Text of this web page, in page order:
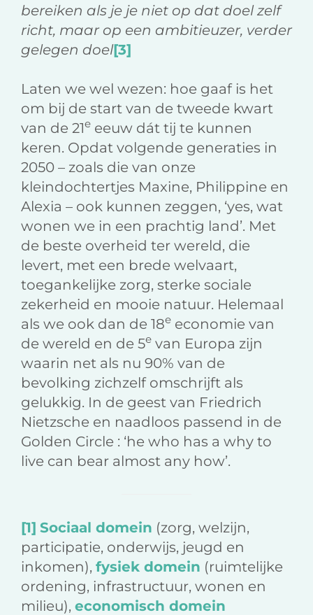
bereiken als je je niet op dat doel zelf
richt, maar op een ambitieuzer, verder
gelegen doel[3]
Laten we wel wezen: hoe gaaf is het
om bij de start van de tweede kwart
van de 21e eeuw dát tij te kunnen
keren. Opdat volgende generaties in
2050 – zoals die van onze
kleindochtertjes Maxine, Philippine en
Alexia – ook kunnen zeggen, ‘yes, wat
wonen we in een prachtig land’. Met
de beste overheid ter wereld, die
levert, met een brede welvaart,
toegankelijke zorg, sterke sociale
zekerheid en mooie natuur. Helemaal
als we ook dan de 18e economie van
de wereld en de 5e van Europa zijn
waarin net als nu 90% van de
bevolking zichzelf omschrijft als
gelukkig. In de geest van Friedrich
Nietzsche en naadloos passend in de
Golden Circle : ‘he who has a why to
live can bear almost any how’.
[1] Sociaal domein (zorg, welzijn,
participatie, onderwijs, jeugd en
inkomen), fysiek domein (ruimtelijke
ordening, infrastructuur, wonen en
milieu), economisch domein